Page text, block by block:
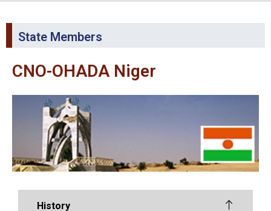
State Members
CNO-OHADA Niger
History